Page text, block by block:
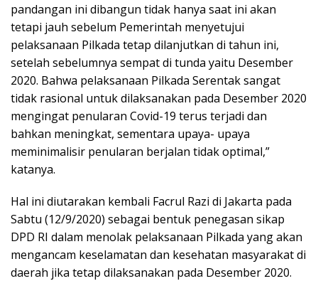
pandangan ini dibangun tidak hanya saat ini akan
tetapi jauh sebelum Pemerintah menyetujui
pelaksanaan Pilkada tetap dilanjutkan di tahun ini,
setelah sebelumnya sempat di tunda yaitu Desember
2020. Bahwa pelaksanaan Pilkada Serentak sangat
tidak rasional untuk dilaksanakan pada Desember 2020
mengingat penularan Covid-19 terus terjadi dan
bahkan meningkat, sementara upaya- upaya
meminimalisir penularan berjalan tidak optimal,”
katanya.
Hal ini diutarakan kembali Facrul Razi di Jakarta pada
Sabtu (12/9/2020) sebagai bentuk penegasan sikap
DPD RI dalam menolak pelaksanaan Pilkada yang akan
mengancam keselamatan dan kesehatan masyarakat di
daerah jika tetap dilaksanakan pada Desember 2020.